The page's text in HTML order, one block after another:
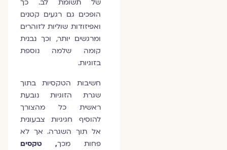
של תשומת לב. כך
הופכים גם רגעים קטנים
ואפיזודות שוליות לזוהרים
ומרגשים יותר, וכך נבנית
קומה שלמה נוספת
בזוגיות.
חשיבות הטקסיות בתוך
שגרת הזוגיות נובעת
ראשית כל מהצורך
להוסיף חגיגיות צבעונית
אל תוך השגרה. אך לא
פחות מכך, טקסים